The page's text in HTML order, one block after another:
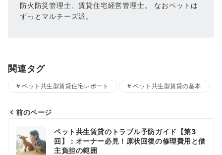
防火防災管理士、賃貸住宅経営管理士。 なおペットは
ずっとマルチーズ派。
関連タグ
ペット共生型賃貸住宅レポート ペット共生型賃貸の基本
稿
前のページ
ペット共生賃貸のトラブル予防ガイド【第3
回】：オーナー必見！原状回復の修理費用と借
主負担の範囲